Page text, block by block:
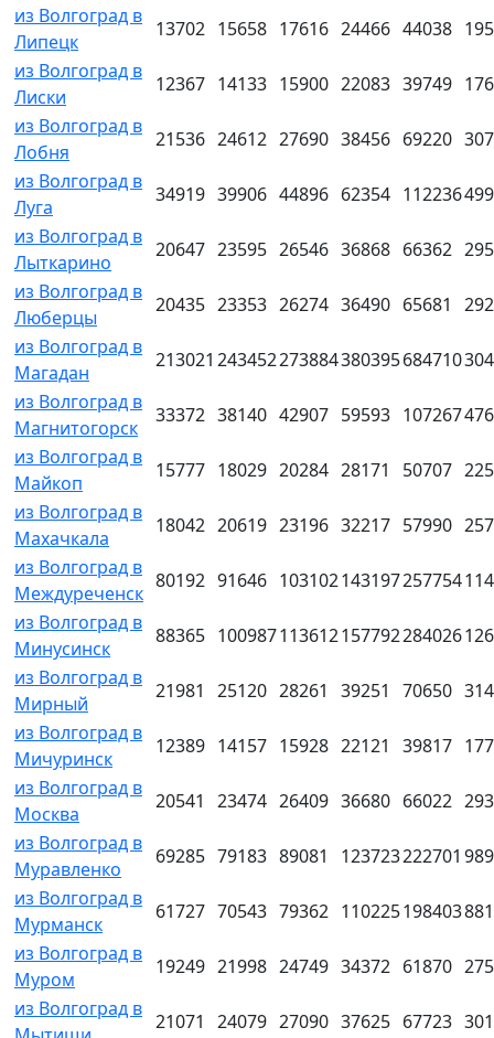
из Волгоград в
Липецк
13702 15658 17616 24466 44038
из Волгоград в
Лиски
12367 14133 15900 22083 39749
из Волгоград в
Лобня
21536 24612 27690 38456 69220
из Волгоград в
Луга
34919 39906 44896 62354 112236
из Волгоград в
Лыткарино
20647 23595 26546 36868 66362
из Волгоград в
Люберцы
20435 23353 26274 36490 65681
из Волгоград в
Магадан
213021 243452273884380395684710
из Волгоград в
Магнитогорск
33372 38140 42907 59593 107267
из Волгоград в
Майкоп
15777 18029 20284 28171 50707
из Волгоград в
Махачкала
18042 20619 23196 32217 57990
из Волгоград в
Междуреченск
80192 91646 103102143197257754
из Волгоград в
Минусинск
88365 100987113612157792284026
из Волгоград в
Мирный
21981 25120 28261 39251 70650
из Волгоград в
Мичуринск
12389 14157 15928 22121 39817
из Волгоград в
Москва
20541 23474 26409 36680 66022
из Волгоград в
Муравленко
69285 79183 89081 123723222701
из Волгоград в
Мурманск
61727 70543 79362 110225198403
из Волгоград в
Муром
19249 21998 24749 34372 61870
из Волгоград в
21071 24079 27090 37625 67723